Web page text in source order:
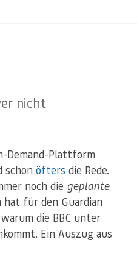
nicht
Demand-Plattform
schon öfters die Rede.
noch die geplante
hat für den Guardian
die BBC unter
Ein Auszug aus